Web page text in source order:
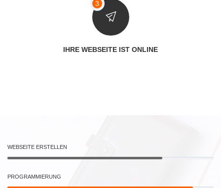
IHRE WEBSEITE IST ONLINE
WEBSEITE ERSTELLEN
PROGRAMMIERUNG